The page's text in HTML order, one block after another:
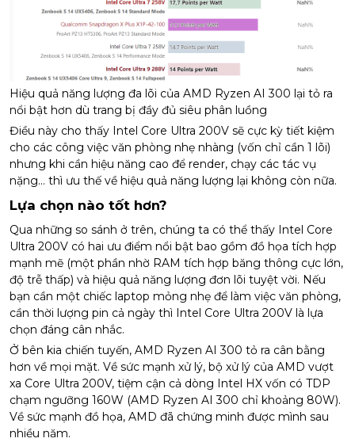
Hiệu quả năng lượng đa lõi của AMD Ryzen AI 300 lại tỏ ra
nổi bật hơn dù trang bị đầy đủ siêu phân luồng
Điều này cho thấy Intel Core Ultra 200V sẽ cực kỳ tiết kiệm
cho các công việc văn phòng nhẹ nhàng (vốn chỉ cần 1 lõi)
nhưng khi cần hiệu năng cao để render, chạy các tác vụ
nặng… thì ưu thế về hiệu quả năng lượng lại không còn nữa.
Lựa chọn nào tốt hơn?
Qua những so sánh ở trên, chúng ta có thể thấy Intel Core
Ultra 200V có hai ưu điểm nổi bật bao gồm đồ họa tích hợp
mạnh mẽ (một phần nhờ RAM tích hợp băng thông cực lớn,
độ trễ thấp) và hiệu quả năng lượng đơn lõi tuyệt vời. Nếu
bạn cần một chiếc laptop mỏng nhẹ để làm việc văn phòng,
cần thời lượng pin cả ngày thì Intel Core Ultra 200V là lựa
chọn đáng cân nhắc.
Ở bên kia chiến tuyến, AMD Ryzen AI 300 tỏ ra cân bằng
hơn về mọi mặt. Về sức mạnh xử lý, bộ xử lý của AMD vượt
xa Core Ultra 200V, tiệm cận cả dòng Intel HX vốn có TDP
chạm ngưỡng 160W (AMD Ryzen AI 300 chỉ khoảng 80W).
Về sức mạnh đồ họa, AMD đã chứng minh được mình sau
nhiều năm.